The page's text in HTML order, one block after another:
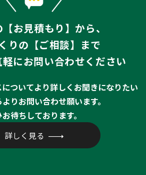
お見積もり】から、
りの【ご相談】まで
にお問い合わせください
ついてより詳しくお聞きになりたい
りお問い合わせ願います。
待ちしております。
詳しく見る